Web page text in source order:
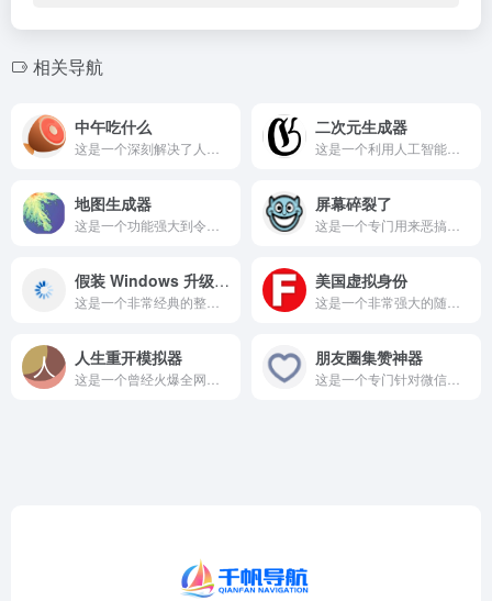
相关导航
中午吃什么 二次元生成器
地图生成器 屏幕碎裂了
假装 Windows 升级界面 美国虚拟身份
人生重开模拟器 朋友圈集赞神器